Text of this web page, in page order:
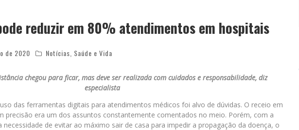
reduzir em 80% atendimentos em hospitais
de 2020 Notícias Saúde e Vida
chegou para ficar, mas deve ser realizada com cuidados e responsabilidade, diz
especialista
das ferramentas digitais para atendimentos médicos foi alvo de dúvidas. O receio em
precisão era um dos assuntos constantemente comentados no meio. Porém, com a
necessidade de evitar ao máximo sair de casa para impedir a propagação da doença, o